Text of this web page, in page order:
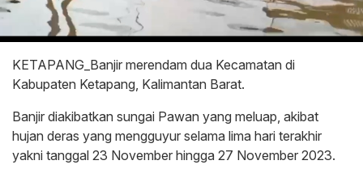
KETAPANG_Banjir merendam dua Kecamatan di
Kabupaten Ketapang, Kalimantan Barat.
Banjir diakibatkan sungai Pawan yang meluap, akibat
hujan deras yang mengguyur selama lima hari terakhir
yakni tanggal 23 November hingga 27 November 2023.